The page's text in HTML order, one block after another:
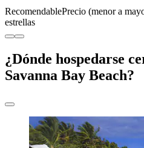
RecomendablePrecio (menor a
estrellas
¿Dónde hospedarse
Savanna Bay Beach?